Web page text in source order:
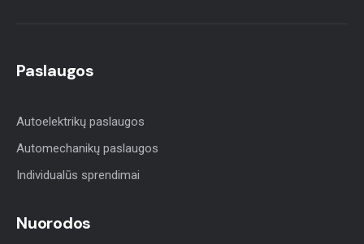
Paslaugos
Autoelektrikų paslaugos
Automechanikų paslaugos
Individualūs sprendimai
Nuorodos